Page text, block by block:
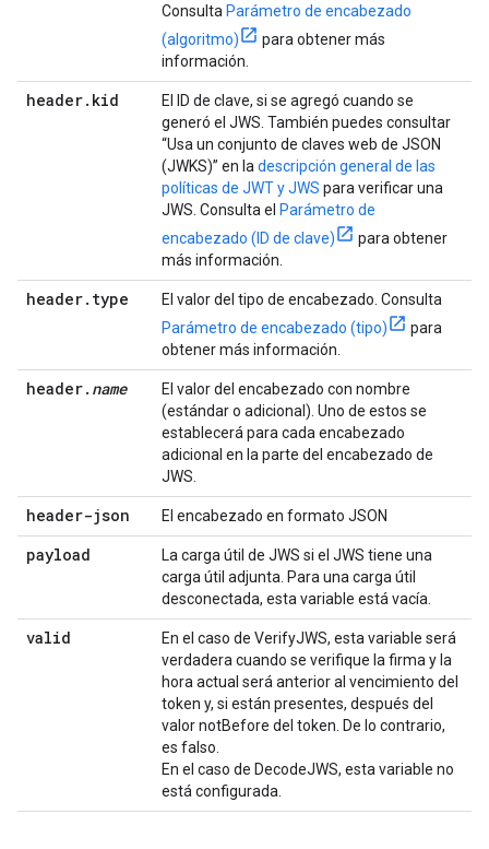
Consulta Parámetro de encabezado
(algoritmo)
para obtener más
información.
header. kid
El ID de clave, si se agregó cuando se
generó el JWS. También puedes consultar
“Usa un conjunto de claves web de JSON
(JWKS)” en la descripción general de las
políticas de JWT y JWS para verificar una
JWS. Consulta el Parámetro de
encabezado (ID de clave)
para obtener
más información.
header. type
El valor del tipo de encabezado. Consulta
Parámetro de encabezado (tipo)
para
obtener más información.
header. name
El valor del encabezado con nombre
(estándar o adicional). Uno de estos se
establecerá para cada encabezado
adicional en la parte del encabezado de
JWS.
header-json El encabezado en formato JSON
payload
La carga útil de JWS si el JWS tiene una
carga útil adjunta. Para una carga útil
desconectada, esta variable está vacía.
valid
En el caso de VerifyJWS, esta variable será
verdadera cuando se verifique la firma y la
hora actual será anterior al vencimiento del
token y, si están presentes, después del
valor notBefore del token. De lo contrario,
es falso.
En el caso de DecodeJWS, esta variable no
está configurada.